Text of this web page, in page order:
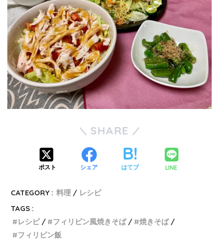
SHARE
ポスト シェア はてブ LINE
CATEGORY : 料理
レシピ
TAGS :
レシピ
フィリピン風焼きそば
焼きそば
フィリピン飯